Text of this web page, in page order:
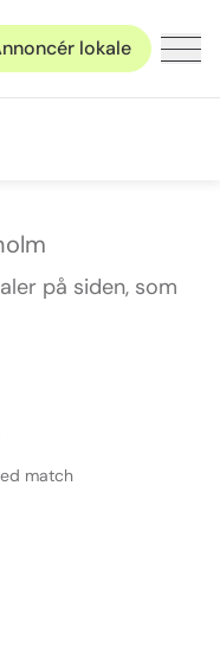
lokale
på siden, som
match